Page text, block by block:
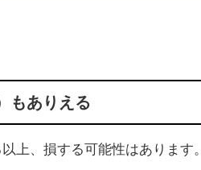
もありえる
上、損する可能性はあります。